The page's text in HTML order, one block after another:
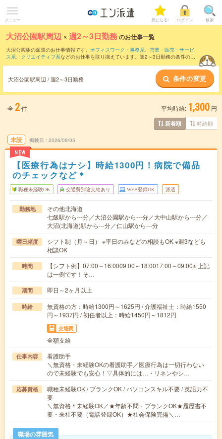
メニュー 気になる! ログイン 検索
大沼公園駅周辺 ×週2～3日勤務のお仕事一覧
大沼公園駅の派遣のお仕事情報です。 オフィスワーク・事務系、 営業・販売・サービ
ス系、 クリエイティブ系などのお仕事を取り揃えています。週2～3日勤務の条件の他
大沼公園駅周辺 / 週2～3日勤務 条件の変更
全 2件 平均時給: 1,300 円
新着順 時給順
未読
NEW
掲載日 2026/08/05
【医療行為はナシ】時給1300円！病院で備品
のチェックなど＊
職種未経験OK 交通費別途支給あり WEB登録OK 派遣
勤務地
その他北海道
七飯駅から---分／大沼公園駅から---分／大中山駅から---分／
大沼(北海道)駅から---分／仁山駅から---分
曜日頻度
シフト制（月～日） ※平日のみなどの相談もOK ※週3なども
相談OK
時間
【シフト例】07:00～16:0009:00～18:0017:00～09:00※ 上記
は一例です！そ…
期間 即日～2ヶ月以上
時給
無資格の方：時給1300円～1625円 / 介護福祉士：時給1550
円～1937円 / 初任者以上：時給1450円～1812円
交通費
全額支給
仕事内容
看護助手
＼無資格・未経験OKの看護助手／医療行為は一切行わない
ので未経験でも安心！▽具体的には…・リネンやシ…
応募資格
職種未経験OK / ブランクOK / パソコンスキル不要 / 英語力不
要
＼無資格＊未経験OK／★年齢不問・ブランクOK★履歴書不
要・来社不要（電話登録OK）★社会保険完備＼…
職場の雰囲気